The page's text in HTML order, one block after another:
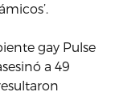
gay Pulse
a 49